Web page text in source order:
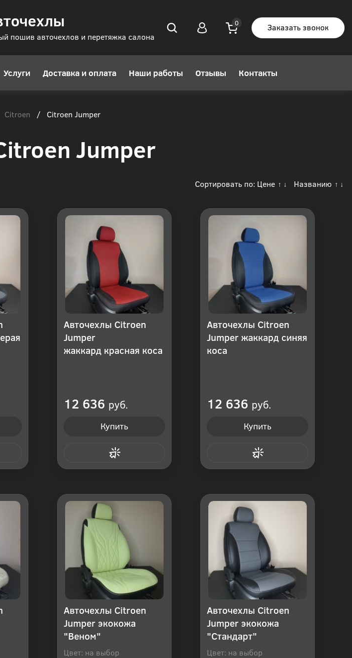
пошив авточехлов и перетяжка салона
Заказать звонок
Услуги Доставка и оплата Наши работы Отзывы Контакты
Citroen / Citroen Jumper
Jumper
Сортировать по: Цене ↑ ↓ Названию ↑ ↓
Авточехлы Citroen
Jumper
жаккард красная коса
12 636 руб.
Купить
Авточехлы Citroen
Jumper жаккард синяя
коса
12 636 руб.
Купить
Авточехлы Citroen
Jumper экокожа
"Веном"
Цвет: на выбор
Авточехлы Citroen
Jumper экокожа
"Стандарт"
Цвет: на выбор